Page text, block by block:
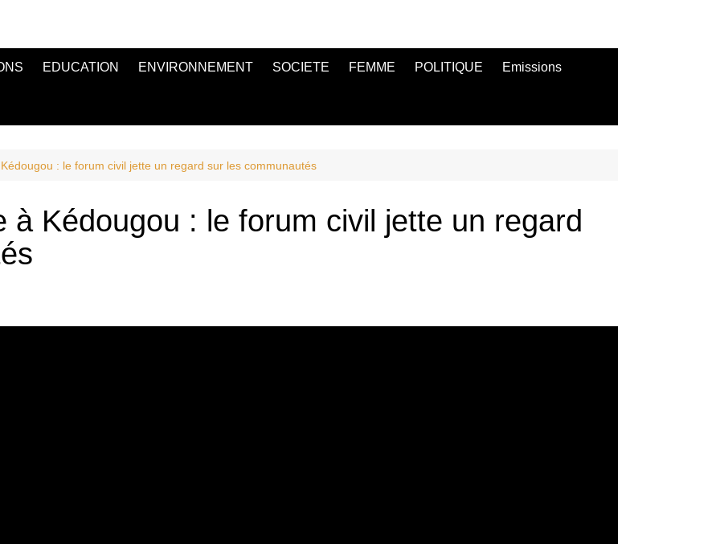
EDUCATION ENVIRONNEMENT SOCIETE FEMME POLITIQUE Emissions
: le forum civil jette un regard sur les communautés
à Kédougou : le forum civil jette un regard